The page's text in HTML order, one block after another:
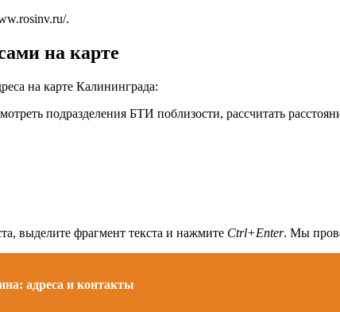
.
на карте
на карте Калининграда:
подразделения БТИ поблизости, рассчитать
выделите фрагмент текста и нажмите Ctrl+Enter. Мы
адреса и контакты